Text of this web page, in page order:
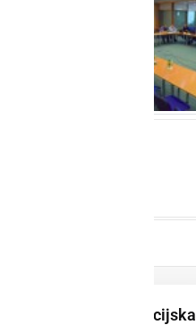
Podpisana je koalicijska